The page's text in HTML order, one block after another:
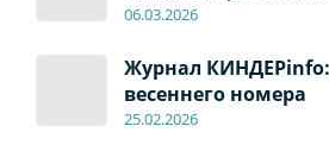
06.03.2026
Журнал
весеннего номера
25.02.2026